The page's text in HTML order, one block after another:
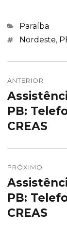
Categorias
Paraíba
Marcações
Nordeste,
de
Post
ANTERIOR
Post
anterior:
PB:
CREAS
PRÓXIMO
Próximo
post:
PB:
CREAS